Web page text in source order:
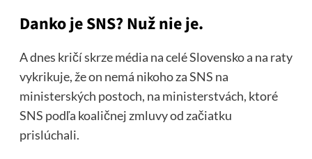
Danko je SNS? Nuž nie je.
A dnes kričí skrze média na celé Slovensko a na raty
vykrikuje, že on nemá nikoho za SNS na
ministerských postoch, na ministerstvách, ktoré
SNS podľa koaličnej zmluvy od začiatku
prislúchali.